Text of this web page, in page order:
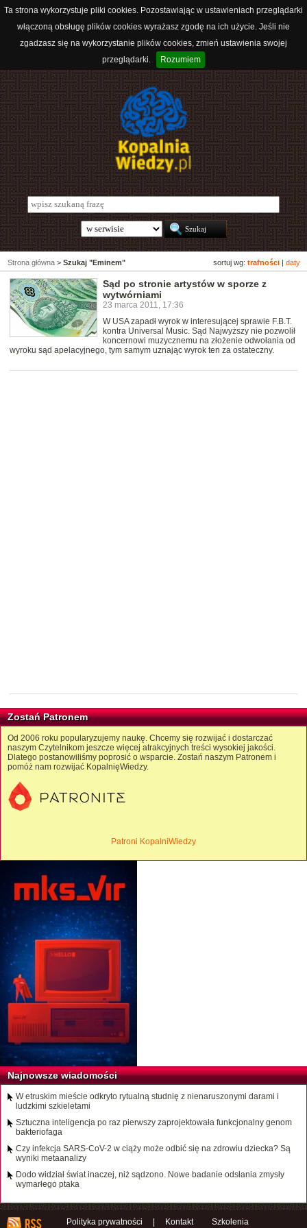
Ta strona wykorzystuje pliki cookies. Pozostawiając w ustawieniach przeglądarki
włączoną obsługę plików cookies wyrażasz zgodę na ich użycie. Jeśli nie
zgadzasz się na wykorzystanie plików cookies, zmień ustawienia swojej
przeglądarki.
Rozumiem
sortuj wg: trafności daty
Strona główna > Szukaj "Eminem"
Sąd po stronie artystów w sporze z
wytwórniami
23 marca 2011, 17:36
W USA zapadł wyrok w interesującej sprawie F.B.T.
kontra Universal Music. Sąd Najwyższy nie pozwolił
koncernowi muzycznemu na złożenie odwołania od
wyroku sąd apelacyjnego, tym samym uznając wyrok ten za ostateczny.
Zostań Patronem
Od 2006 roku popularyzujemy naukę. Chcemy się rozwijać i dostarczać
naszym Czytelnikom jeszcze więcej atrakcyjnych treści wysokiej jakości.
Dlatego postanowiliśmy poprosić o wsparcie. Zostań naszym Patronem i
pomóż nam rozwijać KopalnięWiedzy.
Patroni KopalniWiedzy
Najnowsze wiadomości
W etruskim mieście odkryto rytualną studnię z nienaruszonymi darami i
ludzkimi szkieletami
Sztuczna inteligencja po raz pierwszy zaprojektowała funkcjonalny genom
bakteriofaga
Czy infekcja SARS-CoV-2 w ciąży może odbić się na zdrowiu dziecka? Są
wyniki metaanalizy
Dodo widział świat inaczej, niż sądzono. Nowe badanie odsłania zmysły
wymarłego ptaka
Polityka prywatności Kontakt
Szkolenia